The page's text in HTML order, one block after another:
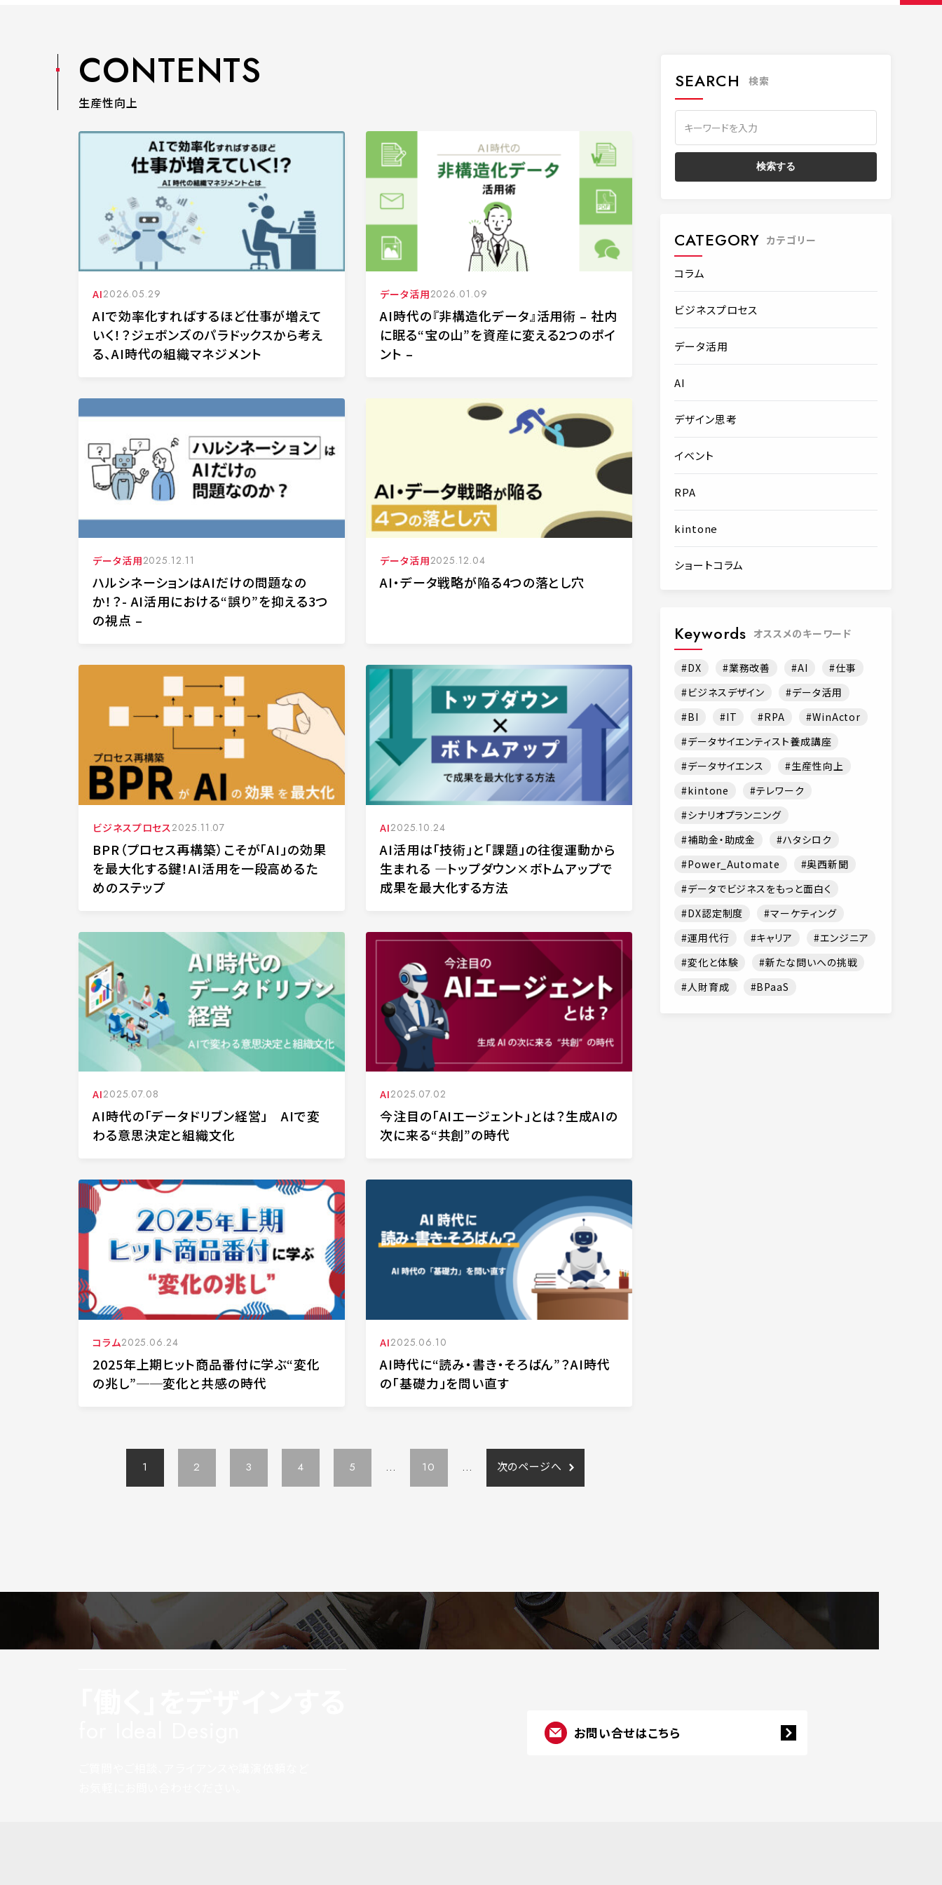
CONTENTS
生産性向上
AI2026.05.29
AIで効率化すればするほど仕事が増えて
いく！？ジェボンズのパラドックスから考え
る、AI時代の組織マネジメント
データ活用2026.01.09
AI時代の『非構造化データ』活用術 – 社内
に眠る“宝の山”を資産に変える2つのポイ
ント –
データ活用2025.12.11
ハルシネーションはAIだけの問題なの
か！？- AI活用における“誤り”を抑える3つ
の視点 –
データ活用2025.12.04
AI・データ戦略が陥る4つの落とし穴
ビジネスプロセス2025.11.07
BPR（プロセス再構築）こそが「AI」の効果
を最大化する鍵！AI活用を一段高めるた
めのステップ
AI2025.10.24
AI活用は「技術」と「課題」の往復運動から
生まれる ―トップダウン×ボトムアップで
成果を最大化する方法
AI2025.07.08
AI時代の「データドリブン経営」 AIで変
わる意思決定と組織文化
AI2025.07.02
今注目の「AIエージェント」とは？生成AIの
次に来る“共創”の時代
コラム2025.06.24
2025年上期ヒット商品番付に学ぶ“変化
の兆し”──変化と共感の時代
AI2025.06.10
AI時代に“読み・書き・そろばん”？AI時代
の「基礎力」を問い直す
1 2 3 4 5 ... 10 ... 次のページへ
SEARCH 検索
CATEGORY カテゴリー
コラム
ビジネスプロセス
データ活用
AI
デザイン思考
イベント
RPA
kintone
ショートコラム
Keywords オススメのキーワード
DX 業務改善 AI
仕事
ビジネスデザイン
データ活用
BI
IT RPA
WinActor
データサイエンティスト養成講座
データサイエンス
生産性向上
kintone
テレワーク
シナリオプランニング
補助金・助成金
ハタシロク
Power_Automate
奥西新聞
データでビジネスをもっと面白く
DX認定制度
マーケティング
運用代行
キャリア
エンジニア
変化と体験
新たな問いへの挑戦
人財育成
BPaaS
お問い合せはこちら